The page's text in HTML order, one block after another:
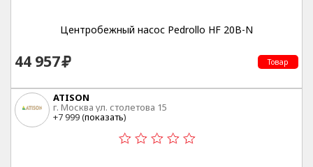
Центробежный насос Pedrollo HF 20B-N
44 957 Товар
ATISON
г. Москва ул. столетова 15
+7 999 (показать)